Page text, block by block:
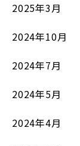
2025年3月
2024年10月
2024年7月
2024年5月
2024年4月